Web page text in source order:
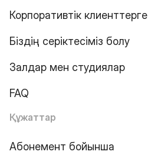
Корпоративтік клиенттерге
Біздің серіктесіміз болу
Залдар мен студиялар
FAQ
Құжаттар
Абонемент бойынша